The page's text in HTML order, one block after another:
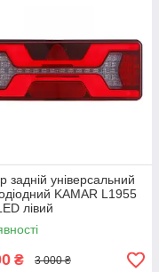
задній універсальний
KAMAR L1955
лівий
₴ 3 000 ₴